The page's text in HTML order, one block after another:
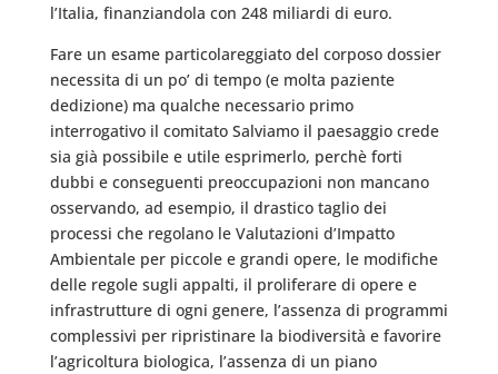
l’Italia, finanziandola con 248 miliardi di euro.
Fare un esame particolareggiato del corposo dossier
necessita di un po’ di tempo (e molta paziente
dedizione) ma qualche necessario primo
interrogativo il comitato Salviamo il paesaggio crede
sia già possibile e utile esprimerlo, perchè forti
dubbi e conseguenti preoccupazioni non mancano
osservando, ad esempio, il drastico taglio dei
processi che regolano le Valutazioni d’Impatto
Ambientale per piccole e grandi opere, le modifiche
delle regole sugli appalti, il proliferare di opere e
infrastrutture di ogni genere, l’assenza di programmi
complessivi per ripristinare la biodiversità e favorire
l’agricoltura biologica, l’assenza di un piano